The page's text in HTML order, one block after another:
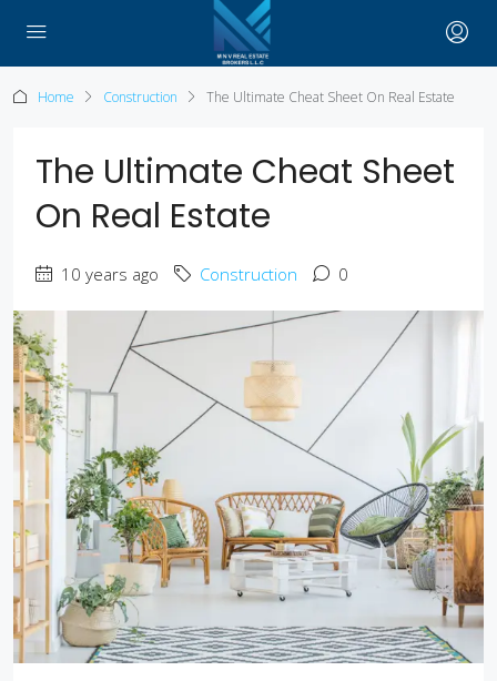
Home Construction The Ultimate Cheat Sheet On Real Estate
The Ultimate Cheat Sheet
On Real Estate
10 years ago Construction 0